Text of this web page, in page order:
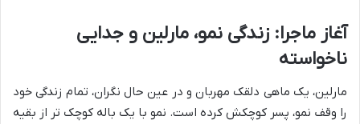
آغاز ماجرا: زندگی نمو، مارلین و جدایی
ناخواسته
مارلین، یک ماهی دلقک مهربان و در عین حال نگران، تمام زندگی خود
را وقف نمو، پسر کوچکش کرده است. نمو با یک باله کوچک تر از بقیه